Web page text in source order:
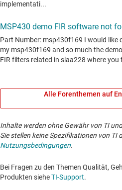
Alle Forenthemen auf
Inhalte werden ohne Gewähr von TI
Sie stellen keine Spezifikationen von TI
Nutzungsbedingungen.
Bei Fragen zu den Themen Qualität,
Produkten sieheTI-Support. ​​​​​​​​​​​​​​